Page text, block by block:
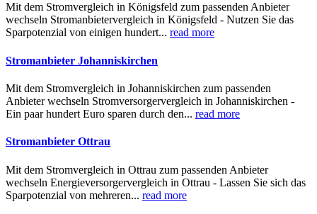
Mit dem Stromvergleich in Königsfeld zum passenden Anbieter
wechseln Stromanbietervergleich in Königsfeld - Nutzen Sie das
Sparpotenzial von einigen hundert... read more
Stromanbieter Johanniskirchen
Mit dem Stromvergleich in Johanniskirchen zum passenden
Anbieter wechseln Stromversorgervergleich in Johanniskirchen -
Ein paar hundert Euro sparen durch den... read more
Stromanbieter Ottrau
Mit dem Stromvergleich in Ottrau zum passenden Anbieter
wechseln Energieversorgervergleich in Ottrau - Lassen Sie sich das
Sparpotenzial von mehreren... read more